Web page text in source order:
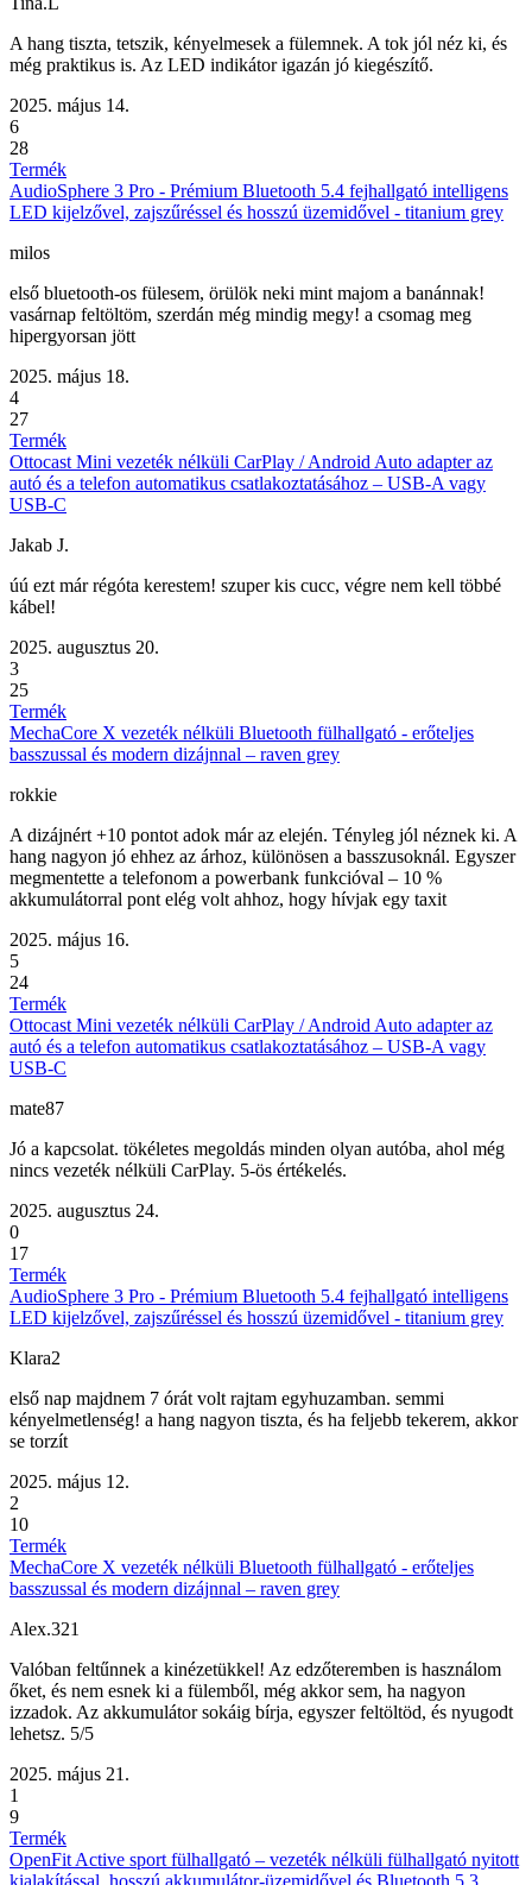
A hang tiszta, tetszik, kényelmesek a fülemnek. A tok jól néz ki, és
még praktikus is. Az LED indikátor igazán jó kiegészítő.
2025. május 14.
6
28
Termék
AudioSphere 3 Pro - Prémium Bluetooth 5.4 fejhallgató intelligens
LED kijelzővel, zajszűréssel és hosszú üzemidővel - titanium grey
milos
első bluetooth-os fülesem, örülök neki mint majom a banánnak!
vasárnap feltöltöm, szerdán még mindig megy! a csomag meg
hipergyorsan jött
2025. május 18.
4
27
Termék
Ottocast Mini vezeték nélküli CarPlay / Android Auto adapter az
autó és a telefon automatikus csatlakoztatásához – USB-A vagy
USB-C
Jakab J.
úú ezt már régóta kerestem! szuper kis cucc, végre nem kell többé
kábel!
2025. augusztus 20.
3
25
Termék
MechaCore X vezeték nélküli Bluetooth fülhallgató - erőteljes
basszussal és modern dizájnnal – raven grey
rokkie
A dizájnért +10 pontot adok már az elején. Tényleg jól néznek ki. A
hang nagyon jó ehhez az árhoz, különösen a basszusoknál. Egyszer
megmentette a telefonom a powerbank funkcióval – 10 %
akkumulátorral pont elég volt ahhoz, hogy hívjak egy taxit
2025. május 16.
5
24
Termék
Ottocast Mini vezeték nélküli CarPlay / Android Auto adapter az
autó és a telefon automatikus csatlakoztatásához – USB-A vagy
USB-C
mate87
Jó a kapcsolat. tökéletes megoldás minden olyan autóba, ahol még
nincs vezeték nélküli CarPlay. 5-ös értékelés.
2025. augusztus 24.
0
17
Termék
AudioSphere 3 Pro - Prémium Bluetooth 5.4 fejhallgató intelligens
LED kijelzővel, zajszűréssel és hosszú üzemidővel - titanium grey
Klara2
első nap majdnem 7 órát volt rajtam egyhuzamban. semmi
kényelmetlenség! a hang nagyon tiszta, és ha feljebb tekerem, akkor
se torzít
2025. május 12.
2
10
Termék
MechaCore X vezeték nélküli Bluetooth fülhallgató - erőteljes
basszussal és modern dizájnnal – raven grey
Alex.321
Valóban feltűnnek a kinézetükkel! Az edzőteremben is használom
őket, és nem esnek ki a fülemből, még akkor sem, ha nagyon
izzadok. Az akkumulátor sokáig bírja, egyszer feltöltöd, és nyugodt
lehetsz. 5/5
2025. május 21.
1
9
Termék
OpenFit Active sport fülhallgató – vezeték nélküli fülhallgató nyitott